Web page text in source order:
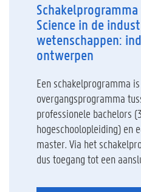
Science in de
wetenschappen:
ontwerpen
Een schakelprogramma
overgangsprogramma
professionele bachelors
hogeschoolopleiding) en
master. Via het
dus toegang tot een